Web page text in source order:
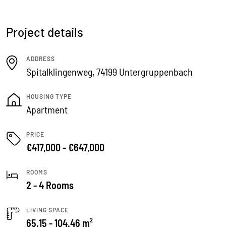
Project details
ADDRESS
Spitalklingenweg, 74199 Untergruppenbach
HOUSING TYPE
Apartment
PRICE
€417,000 - €647,000
ROOMS
2 - 4 Rooms
LIVING SPACE
65.15 - 104.46 m²